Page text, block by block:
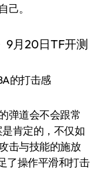
己。
的打击感
道会不会跟常
肯定的，不仅如
击与技能的施放
了操作平滑和打击